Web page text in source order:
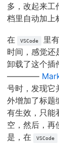
多，改起来工
档里自动加上
在 VSCode
里
时间，感觉还
卸载了这个插
————
号时，发现它
外增加了标题
有生效，只能
空，然后，再
是，在
VSCode